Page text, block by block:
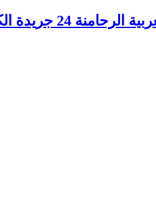
الرحامنة 24 جريدة الكترونية مغربية